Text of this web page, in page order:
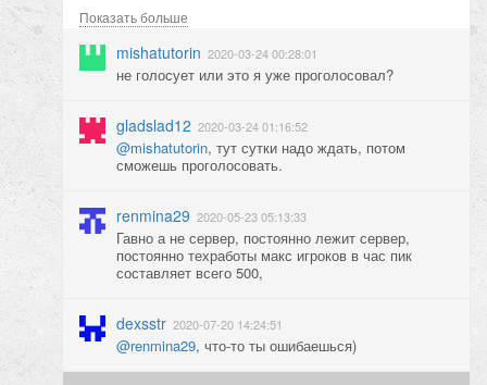
убивают. Игру запускал два дня но сам не мог
анивирус исключения добавить и патч распечатать
не умел. А как тут голосовать. Не могу
Показать больше
mishatutorin 2020-03-24 00:28:01
не голосует или это я уже проголосовал?
gladslad12 2020-03-24 01:16:52
@mishatutorin, тут сутки надо ждать, потом
сможешь проголосовать.
renmina29 2020-05-23 05:13:33
Гавно а не сервер, постоянно лежит сервер,
постоянно техработы макс игроков в час пик
составляет всего 500,
dexsstr 2020-07-20 14:24:51
@renmina29, что-то ты ошибаешься)